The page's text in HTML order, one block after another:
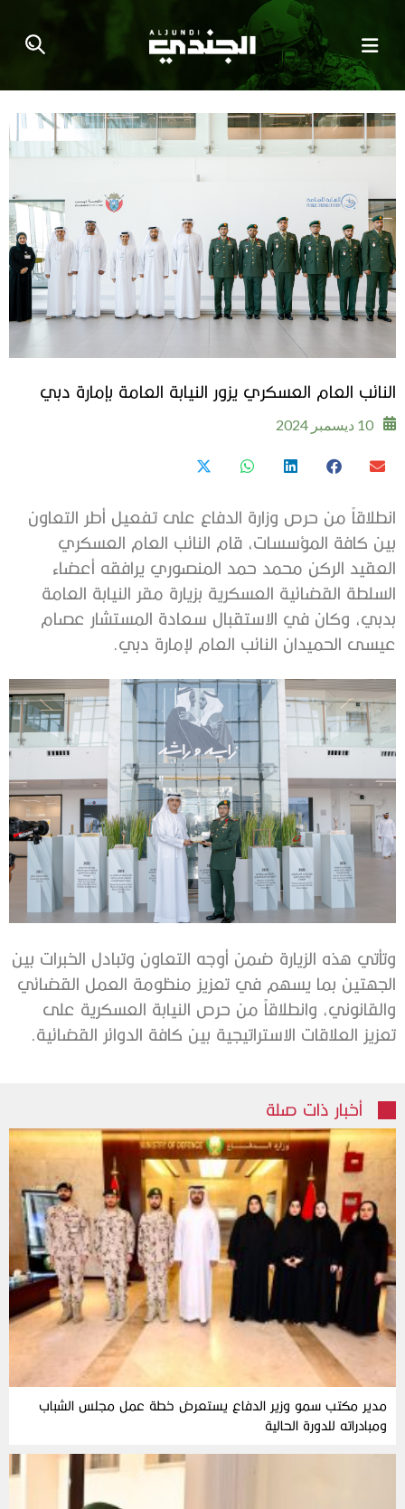
النائب العام العسكري يزور النيابة العامة بإمارة دبي
10 ديسمبر 2024
انطلاقاً من حرص وزارة الدفاع على تفعيل أطر التعاون
بين كافة المؤسسات، قام النائب العام العسكري
العقيد الركن محمد حمد المنصوري يرافقه أعضاء
السلطة القضائية العسكرية بزيارة مقر النيابة العامة
بدبي، وكان في الاستقبال سعادة المستشار عصام
عيسى الحميدان النائب العام لإمارة دبي.
وتأتي هذه الزيارة ضمن أوجه التعاون وتبادل الخبرات بين
الجهتين بما يسهم في تعزيز منظومة العمل القضائي
والقانوني، وانطلاقاً من حرص النيابة العسكرية على
تعزيز العلاقات الاستراتيجية بين كافة الدوائر القضائية.
أخبار ذات صلة
مدير مكتب سمو وزير الدفاع يستعرض خطة عمل مجلس الشباب
ومبادراته للدورة الحالية